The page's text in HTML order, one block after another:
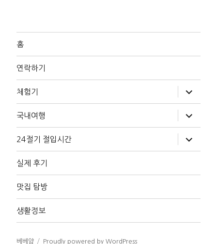
홈
연락하기
체험기
위
메
확
장
국내여행
위
메
확
장
24절기 절입시간
위
메
장
실제 후기
맛집 탐방
생활정보
베베얌 Proudly powered by WordPress